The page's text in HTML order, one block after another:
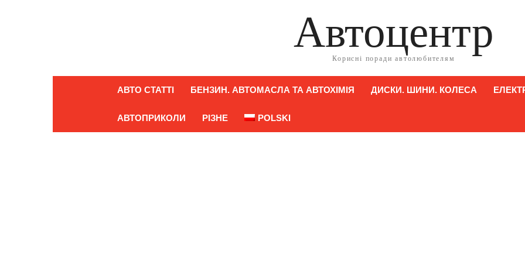
Автоцентр
Корисні поради автолюбителям
АВТО СТАТТІ БЕНЗИН. АВТОМАСЛА ТА АВТОХІМІЯ ДИСКИ. ШИНИ. КОЛЕСА
АВТОПРИКОЛИ РІЗНЕ POLSKI